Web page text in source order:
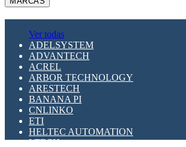
Ver todas
ADELSYSTEM
ADVANTECH
ACREL
ARBOR TECHNOLOGY
ARESTECH
BANANA PI
CNLINKO
ETI
HELTEC AUTOMATION
LTECH